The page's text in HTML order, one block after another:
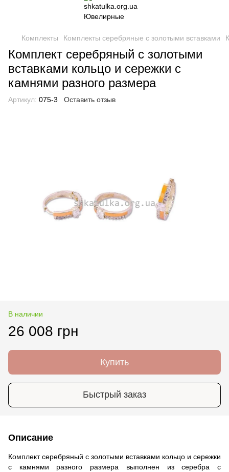
Комплекты Комплекты серебряные с золотыми вставками
Комплект серебряный с золотыми
вставками кольцо и сережки с
камнями разного размера
Артикул: 075-3 Оставить отзыв
В наличии
26 008 грн
Купить
Быстрый заказ
Описание
Комплект серебряный с золотыми вставками кольцо и сережки
с камнями разного размера выполнен из серебра с